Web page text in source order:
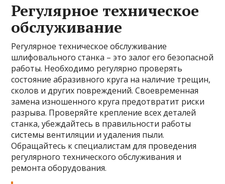
Регулярное техническое
обслуживание
Регулярное техническое обслуживание
шлифовального станка – это залог его безопасной
работы. Необходимо регулярно проверять
состояние абразивного круга на наличие трещин,
сколов и других повреждений. Своевременная
замена изношенного круга предотвратит риски
разрыва. Проверяйте крепление всех деталей
станка, убеждайтесь в правильности работы
системы вентиляции и удаления пыли.
Обращайтесь к специалистам для проведения
регулярного технического обслуживания и
ремонта оборудования.